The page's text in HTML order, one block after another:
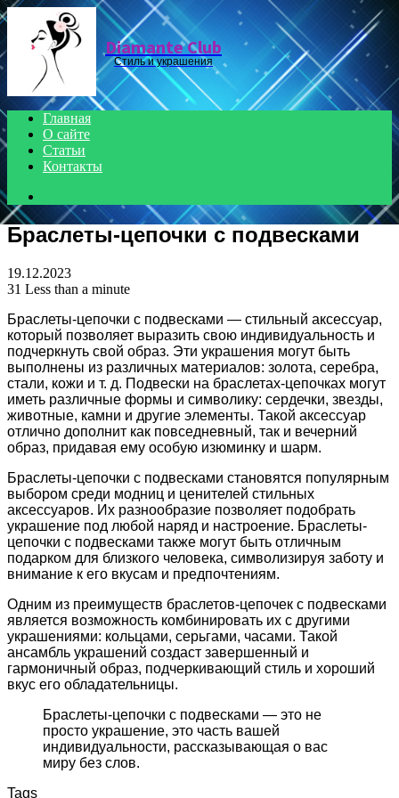
Menu
Diamante Club
Стиль и украшения
Главная
О сайте
Статьи
Контакты
Браслеты-цепочки с подвесками
19.12.2023
31 Less than a minute
Браслеты-цепочки с подвесками — стильный аксессуар,
который позволяет выразить свою индивидуальность и
подчеркнуть свой образ. Эти украшения могут быть
выполнены из различных материалов: золота, серебра,
стали, кожи и т. д. Подвески на браслетах-цепочках могут
иметь различные формы и символику: сердечки, звезды,
животные, камни и другие элементы. Такой аксессуар
отлично дополнит как повседневный, так и вечерний
образ, придавая ему особую изюминку и шарм.
Браслеты-цепочки с подвесками становятся популярным
выбором среди модниц и ценителей стильных
аксессуаров. Их разнообразие позволяет подобрать
украшение под любой наряд и настроение. Браслеты-
цепочки с подвесками также могут быть отличным
подарком для близкого человека, символизируя заботу и
внимание к его вкусам и предпочтениям.
Одним из преимуществ браслетов-цепочек с подвесками
является возможность комбинировать их с другими
украшениями: кольцами, серьгами, часами. Такой
ансамбль украшений создаст завершенный и
гармоничный образ, подчеркивающий стиль и хороший
вкус его обладательницы.
Браслеты-цепочки с подвесками — это не
просто украшение, это часть вашей
индивидуальности, рассказывающая о вас
миру без слов.
Tags